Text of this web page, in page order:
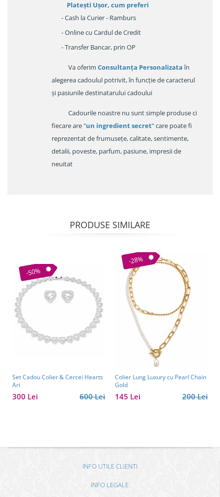
Platești Ușor, cum preferi
- Cash la Curier - Ramburs
- Online cu Cardul de Credit
- Transfer Bancar, prin OP
Va oferim Consultanța Personalizataîn
alegerea cadoulul potrivit, în funcție de caracterul
și pasiunile destinatarului cadoului
Cadourile noastre nu sunt simple produse ci
fiecare are "un ingredient secret" care poate fi
reprezentat de frumusețe, calitate, sentimente,
detalii, poveste, parfum, pasiune, impresii de
neuitat
PRODUSE SIMILARE
-50%
Set Cadou Colier & Cercei Hearts
Ari
600 Lei
300 Lei
-28%
Colier Lung Luxury cu Pearl Chain
Gold
200 Lei
145 Lei
INFO UTILE CLIENTI
INFO LEGALE